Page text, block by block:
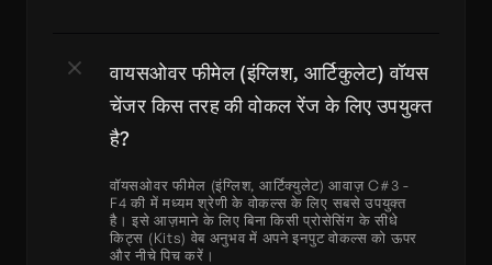
वायसओवर फीमेल (इंग्लिश, आर्टिकुलेट) वॉयस
चेंजर किस तरह की वोकल रेंज के लिए उपयुक्त
है?
वॉयसओवर फीमेल (इंग्लिश, आर्टिक्युलेट) आवाज़ C#3 -
F4 की में मध्यम श्रेणी के वोकल्स के लिए सबसे उपयुक्त
है। इसे आज़माने के लिए बिना किसी प्रोसेसिंग के सीधे
किट्स (Kits) वेब अनुभव में अपने इनपुट वोकल्स को ऊपर
और नीचे पिच करें।